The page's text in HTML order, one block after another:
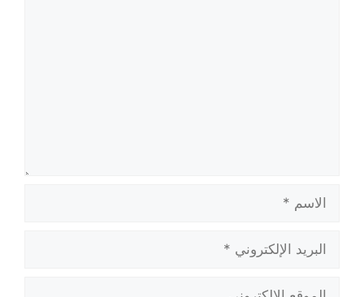
الاسم
البريد
الإلكتروني
الموقع